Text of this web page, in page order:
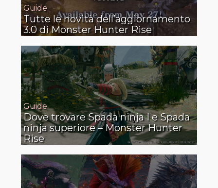
Guide
Tutte le novità dell’aggiornamento
3.0 di Monster Hunter Rise
Guide
Dove trovare Spada ninja I e Spada
ninja superiore – Monster Hunter
Rise